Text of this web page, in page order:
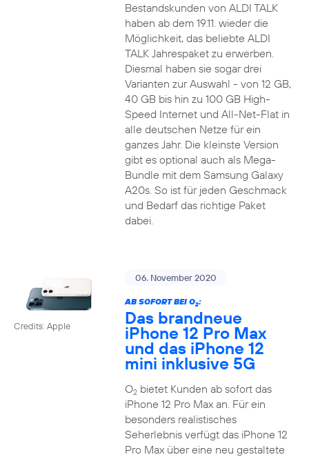
Bestandskunden von ALDI TALK
haben ab dem 19.11. wieder die
Möglichkeit, das beliebte ALDI
TALK Jahrespaket zu erwerben.
Diesmal haben sie sogar drei
Varianten zur Auswahl - von 12 GB,
40 GB bis hin zu 100 GB High-
Speed Internet und All-Net-Flat in
alle deutschen Netze für ein
ganzes Jahr. Die kleinste Version
gibt es optional auch als Mega-
Bundle mit dem Samsung Galaxy
A20s. So ist für jeden Geschmack
und Bedarf das richtige Paket
dabei.
Credits: Apple
06. November 2020
AB SOFORT BEI O2:
Das brandneue
iPhone 12 Pro Max
und das iPhone 12
mini inklusive 5G
O2bietet Kunden ab sofort das
iPhone 12 Pro Max an. Für ein
besonders realistisches
Seherlebnis verfügt das iPhone 12
Pro Max über eine neu gestaltete